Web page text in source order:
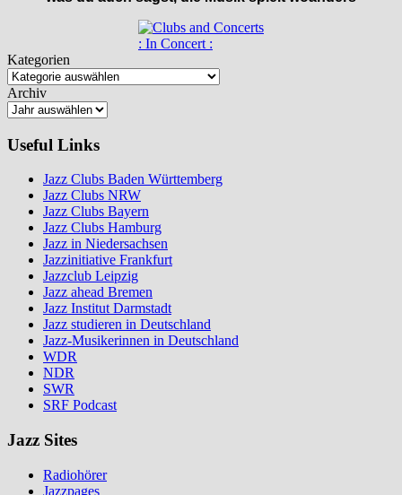
: In Concert :
Kategorien
Archiv
Useful Links
Jazz Clubs Baden Württemberg
Jazz Clubs NRW
Jazz Clubs Bayern
Jazz Clubs Hamburg
Jazz in Niedersachsen
Jazzinitiative Frankfurt
Jazzclub Leipzig
Jazz ahead Bremen
Jazz Institut Darmstadt
Jazz studieren in Deutschland
Jazz-Musikerinnen in Deutschland
WDR
NDR
SWR
SRF Podcast
Jazz Sites
Radiohörer
Jazzpages